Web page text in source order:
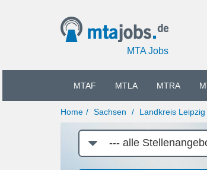
MTA Jobs
MTAF MTLA MTRA
Home Sachsen Landkreis Leipzig
Job-
Kategorie